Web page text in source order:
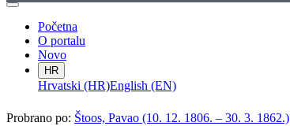
Početna
O portalu
Novo
HR
Hrvatski (HR)English (EN)
Probrano po: Štoos, Pavao (10. 12. 1806. – 30. 3. 1862.)